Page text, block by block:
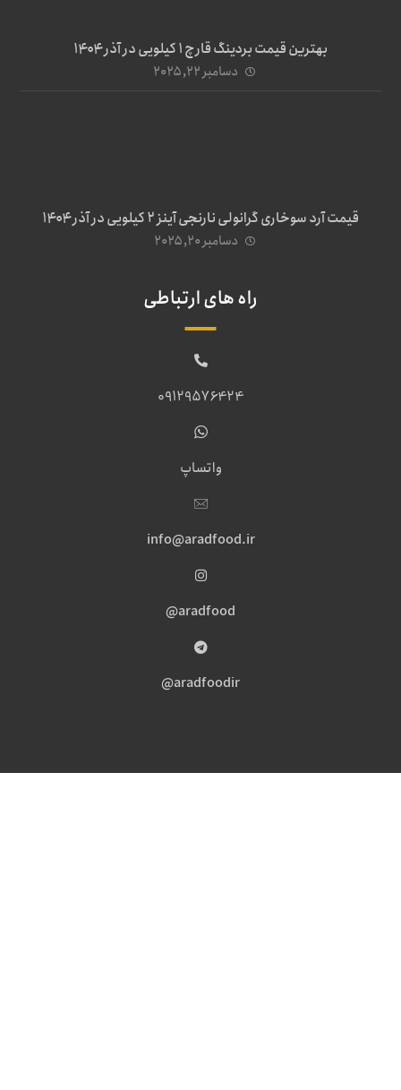
بهترین قیمت بردینگ قارچ 1 کیلویی در آذر ۱۴۰۴
دسامبر ۲۲, ۲۰۲۵
قیمت آرد سوخاری گرانولی نارنجی آینز ۲ کیلویی در آذر ۱۴۰۴
دسامبر ۲۰, ۲۰۲۵
راه های ارتباطی
09129576424
واتساپ
info@aradfood.ir
aradfood@
aradfoodir@